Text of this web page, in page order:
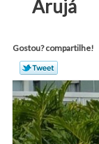
Arujá
Gostou? compartilhe!